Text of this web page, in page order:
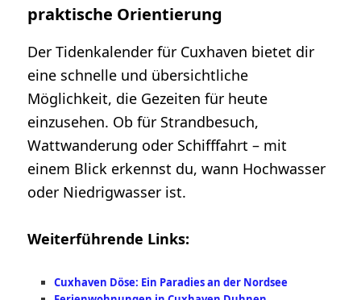
praktische Orientierung
Der Tidenkalender für Cuxhaven bietet dir
eine schnelle und übersichtliche
Möglichkeit, die Gezeiten für heute
einzusehen. Ob für Strandbesuch,
Wattwanderung oder Schifffahrt – mit
einem Blick erkennst du, wann Hochwasser
oder Niedrigwasser ist.
Weiterführende Links:
Cuxhaven Döse: Ein Paradies an der Nordsee